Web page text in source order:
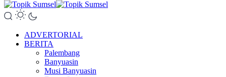
ADVERTORIAL
BERITA
Palembang
Banyuasin
Musi Banyuasin